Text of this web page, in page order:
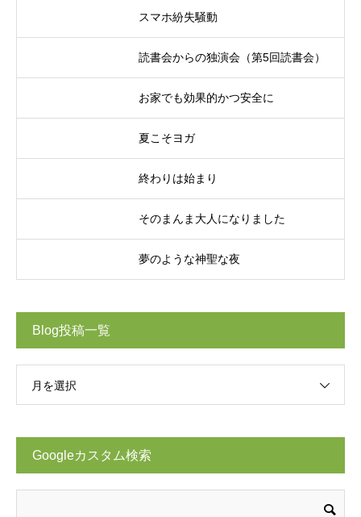
スマホ紛失騒動
読書会からの独演会（第5回読書会）
お家でも効果的かつ安全に
夏こそヨガ
終わりは始まり
そのまんま大人になりました
夢のような神聖な夜
Blog投稿一覧
月を選択
Googleカスタム検索